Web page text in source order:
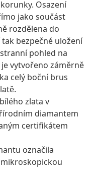
Osazení
jako součást
rozdělena do
bezpečné uložení
pohled na
vytvořeno záměrně
celý boční brus
zlata v
diamantem
certifikátem
označila